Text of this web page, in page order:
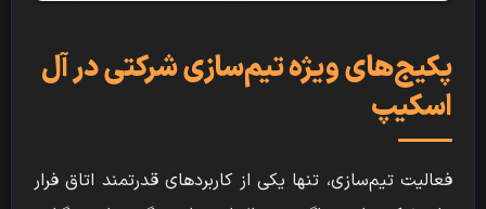
پکیج‌های ویژه تیم‌سازی شرکتی در آل
اسکیپ
فعالیت تیم‌سازی، تنها یکی از کاربردهای قدرتمند اتاق فرار